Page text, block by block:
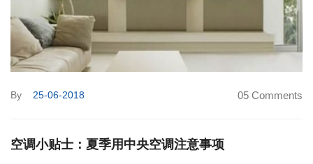
By 25-06-2018 05 Comments
空调小贴士：夏季用中央空调注意事项